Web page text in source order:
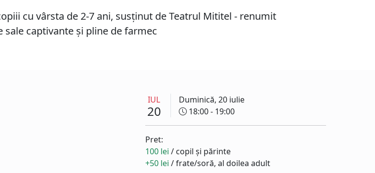
cu vârsta de 2-7 ani, susținut de Teatrul Mititel - renumit
sale captivante și pline de farmec
IUL
20
Duminică, 20 iulie
18:00 - 19:00
Pret:
100 lei / copil și părinte
+50 lei / frate/soră, al doilea adult